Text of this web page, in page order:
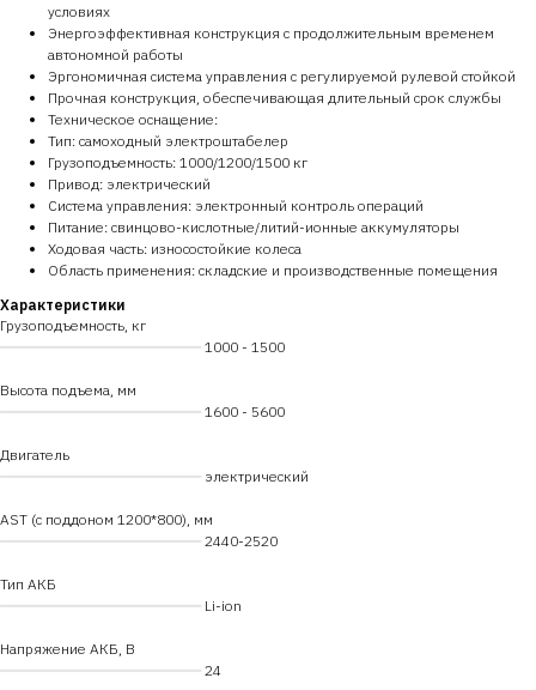
условиях
Энергоэффективная конструкция с продолжительным временем
автономной работы
Эргономичная система управления с регулируемой рулевой стойкой
Прочная конструкция, обеспечивающая длительный срок службы
Техническое оснащение:
Тип: самоходный электроштабелер
Грузоподъемность: 1000/1200/1500 кг
Привод: электрический
Система управления: электронный контроль операций
Питание: свинцово-кислотные/литий-ионные аккумуляторы
Ходовая часть: износостойкие колеса
Область применения: складские и производственные помещения
Характеристики
Грузоподъемность, кг
━━━━━━━━━━━━━━━━━━━━━━━━ 1000 - 1500
Высота подъема, мм
━━━━━━━━━━━━━━━━━━━━━━━━ 1600 - 5600
Двигатель
━━━━━━━━━━━━━━━━━━━━━━━━ электрический
AST (с поддоном 1200*800), мм
━━━━━━━━━━━━━━━━━━━━━━━━ 2440-2520
Тип АКБ
━━━━━━━━━━━━━━━━━━━━━━━━ Li-ion
Напряжение АКБ, В
━━━━━━━━━━━━━━━━━━━━━━━━ 24